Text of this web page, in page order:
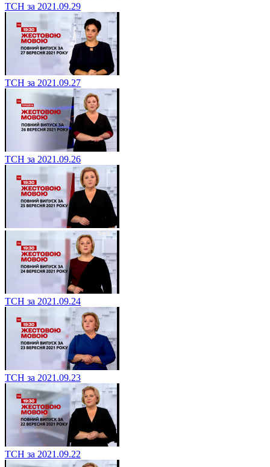
ТСН за 2021.09.29
ТСН за 2021.09.27
ТСН за 2021.09.26
ТСН за 2021.09.24
ТСН за 2021.09.23
ТСН за 2021.09.22